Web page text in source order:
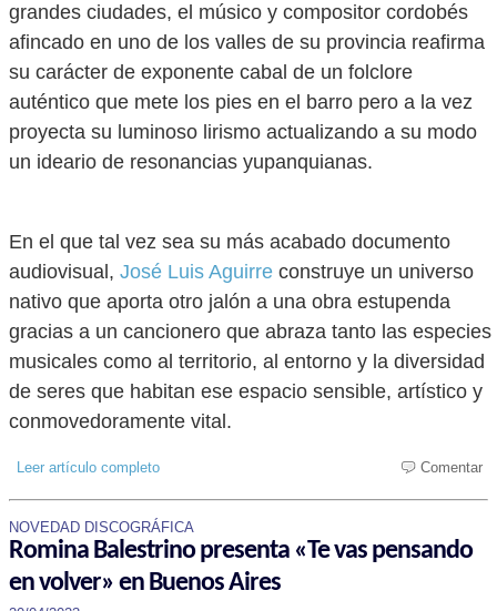
grandes ciudades, el músico y compositor cordobés
afincado en uno de los valles de su provincia reafirma
su carácter de exponente cabal de un folclore
auténtico que mete los pies en el barro pero a la vez
proyecta su luminoso lirismo actualizando a su modo
un ideario de resonancias yupanquianas.
En el que tal vez sea su más acabado documento
audiovisual, José Luis Aguirre construye un universo
nativo que aporta otro jalón a una obra estupenda
gracias a un cancionero que abraza tanto las especies
musicales como al territorio, al entorno y la diversidad
de seres que habitan ese espacio sensible, artístico y
conmovedoramente vital.
Leer artículo completo Comentar
NOVEDAD DISCOGRÁFICA
Romina Balestrino presenta «Te vas pensando
en volver» en Buenos Aires